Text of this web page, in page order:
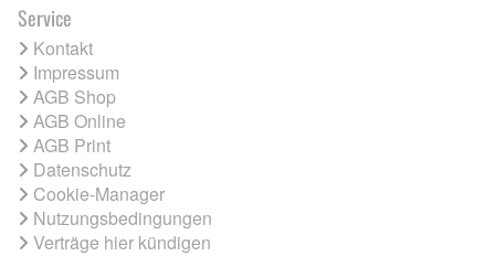
Service
Kontakt
Impressum
AGB Shop
AGB Online
AGB Print
Datenschutz
Cookie-Manager
Nutzungsbedingungen
Verträge hier kündigen